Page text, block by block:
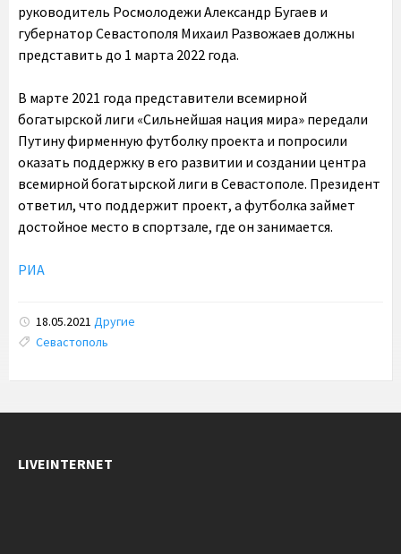
руководитель Росмолодежи Александр Бугаев и
губернатор Севастополя Михаил Развожаев должны
представить до 1 марта 2022 года.
В марте 2021 года представители всемирной
богатырской лиги «Сильнейшая нация мира» передали
Путину фирменную футболку проекта и попросили
оказать поддержку в его развитии и создании центра
всемирной богатырской лиги в Севастополе. Президент
ответил, что поддержит проект, а футболка займет
достойное место в спортзале, где он занимается.
РИА
18.05.2021 Другие
Tags:
Севастополь
LIVEINTERNET